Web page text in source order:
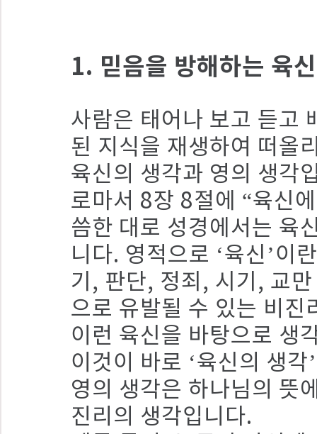
1. 믿음을 방해하는 육
사람은 태어나 보고 듣고
된 지식을 재생하여 떠올
육신의 생각과 영의 생각
로마서 8장 8절에 “육신
씀한 대로 성경에서는 육
니다. 영적으로 ‘육신’이
기, 판단, 정죄, 시기, 교
으로 유발될 수 있는 비진
이런 육신을 바탕으로 생
이것이 바로 ‘육신의 생
영의 생각은 하나님의 뜻
진리의 생각입니다.